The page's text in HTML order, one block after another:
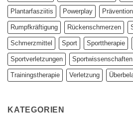
Plantarfasziitis Powerplay Prävention
Rumpfkräftigung Rückenschmerzen
Schmerzmittel Sport Sporttherapie
Sportverletzungen Sportwissenschaften
Trainingstherapie Verletzung
KATEGORIEN